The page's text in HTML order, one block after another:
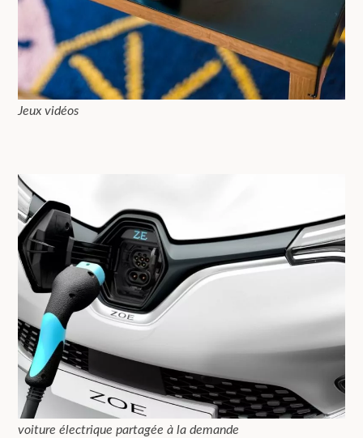
Jeux vidéos
voiture électrique partagée à la demande